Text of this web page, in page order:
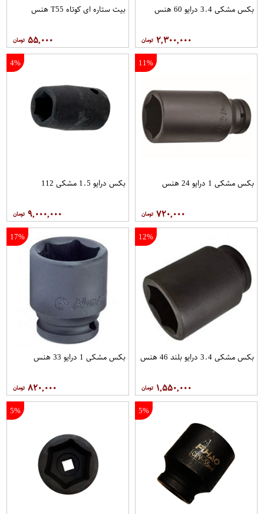
بکس مشکی 3.4 درایو 60 هنس
۲,۳۰۰,۰۰۰
بیت ستاره ای کوتاه T55 هنس
۵۵,۰۰۰
11%
بکس مشکی 1 درایو 24 هنس
۷۲۰,۰۰۰
4%
بکس درایو 1.5 مشکی 112
۹,۰۰۰,۰۰۰
12%
بکس مشکی 3.4 درایو بلند 46 هنس
۱,۵۵۰,۰۰۰
17%
بکس مشکی 1 درایو 33 هنس
۸۲۰,۰۰۰
5%
5%